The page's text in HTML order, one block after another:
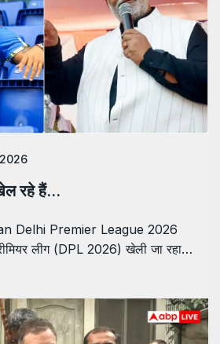
रहे हैं…
Delhi Premier League 2026
लीग (DPL 2026) खेली जा रहा…